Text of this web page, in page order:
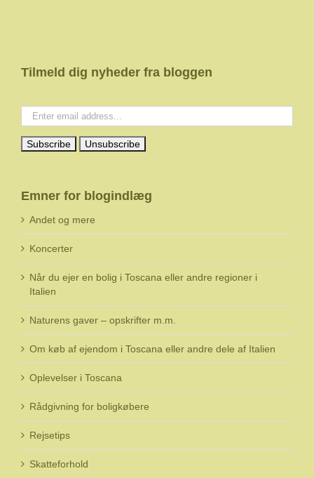
Tilmeld dig nyheder fra bloggen
Emner for blogindlæg
Andet og mere
Koncerter
Når du ejer en bolig i Toscana eller andre regioner i
Italien
Naturens gaver – opskrifter m.m.
Om køb af ejendom i Toscana eller andre dele af Italien
Oplevelser i Toscana
Rådgivning for boligkøbere
Rejsetips
Skatteforhold